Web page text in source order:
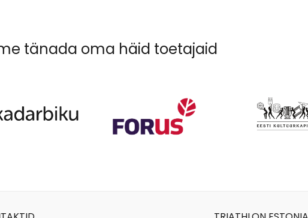
tänada oma häid toetajaid